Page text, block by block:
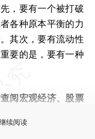
，要有一个被打破
各种原本平衡的力
其次，要有流动性
要的是，要有一种
查阅宏观经济、股票
续阅读